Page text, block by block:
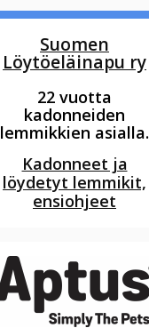
Suomen
Löytöeläinapu ry
22 vuotta
kadonneiden
lemmikkien asialla.
Kadonneet ja
löydetyt lemmikit,
ensiohjeet